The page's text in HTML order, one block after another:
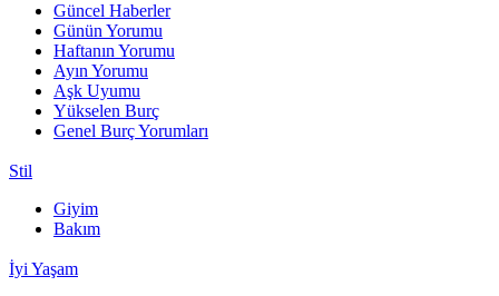
Güncel Haberler
Günün Yorumu
Haftanın Yorumu
Ayın Yorumu
Aşk Uyumu
Yükselen Burç
Genel Burç Yorumları
Stil
Giyim
Bakım
İyi Yaşam